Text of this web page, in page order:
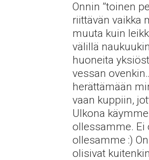
Onnin ”toinen
riittävän vaikka
muuta kuin
välillä
huoneita
vessan
herättämään
vaan kuppiin,
Ulkona
ollessamme. Ei
ollesamme :)
olisivat